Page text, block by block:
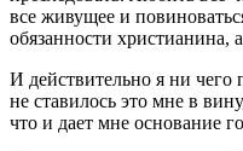
все живущее и
обязанности христианина,
И действительно я ни чего
не ставилось это мне в
что и дает мне основание